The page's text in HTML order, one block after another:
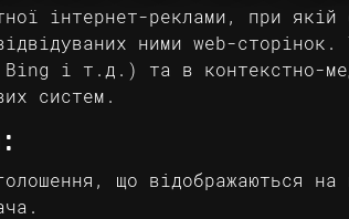
інтернет-реклами, при якій
ними web-
і т.д.) та в контекстно-
систем.
що відображаються